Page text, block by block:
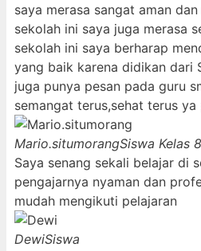
saya merasa sangat aman
sekolah ini saya juga merasa
sekolah ini saya berharap
yang baik karena didikan dari
juga punya pesan pada guru
semangat terus,sehat terus ya
Mario.situmorangSiswa Kelas
Saya senang sekali belajar di
pengajarnya nyaman dan
mudah mengikuti pelajaran
DewiSiswa